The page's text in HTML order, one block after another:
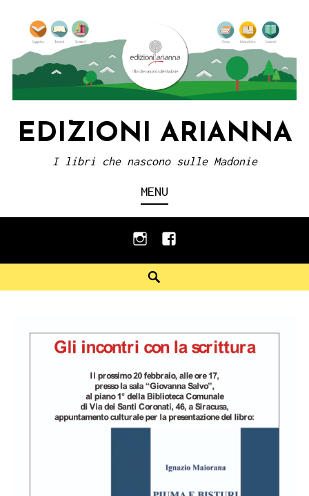
content
EDIZIONI ARIANNA
I libri che nascono sulle Madonie
MENU
instagramfacebook